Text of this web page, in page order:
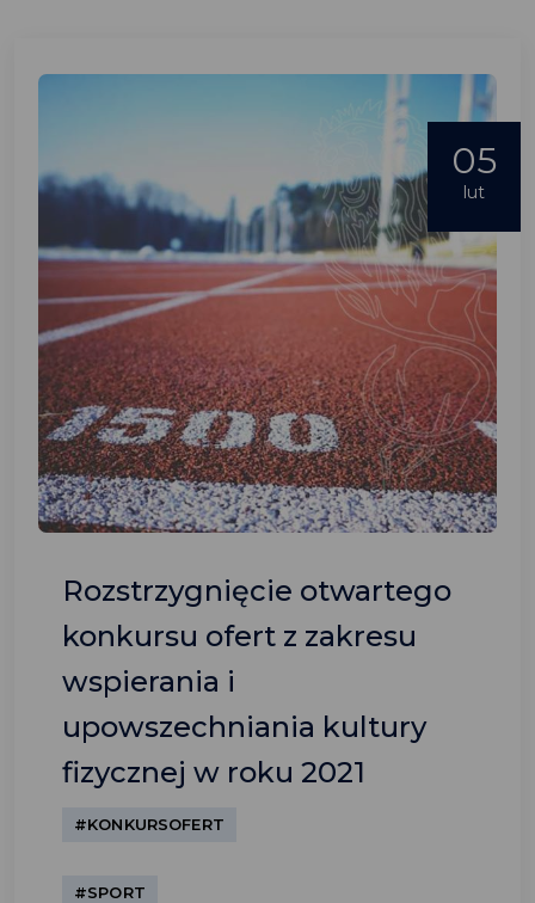
05
lut
Rozstrzygnięcie otwartego
konkursu ofert z zakresu
wspierania i
upowszechniania kultury
fizycznej w roku 2021
#KONKURSOFERT
#SPORT